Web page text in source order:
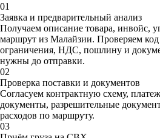
01
Заявка и предварительный анализ
Получаем описание товара, инвойс,
маршрут из Малайзии. Проверяем
ограничения, НДС, пошлину и
нужны до отправки.
02
Проверка поставки и документов
Согласуем контрактную схему,
документы, разрешительные
расходов по маршруту.
03